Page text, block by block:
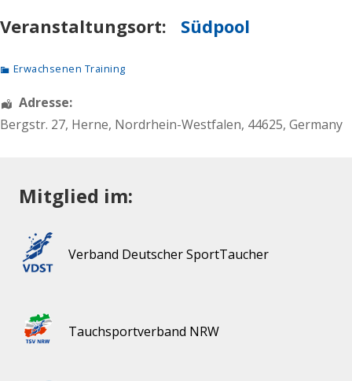
Veranstaltungsort: Südpool
Erwachsenen Training
Adresse:
Bergstr. 27, Herne, Nordrhein-Westfalen, 44625, Germany
Mitglied im:
Verband Deutscher SportTaucher
Tauchsportverband NRW